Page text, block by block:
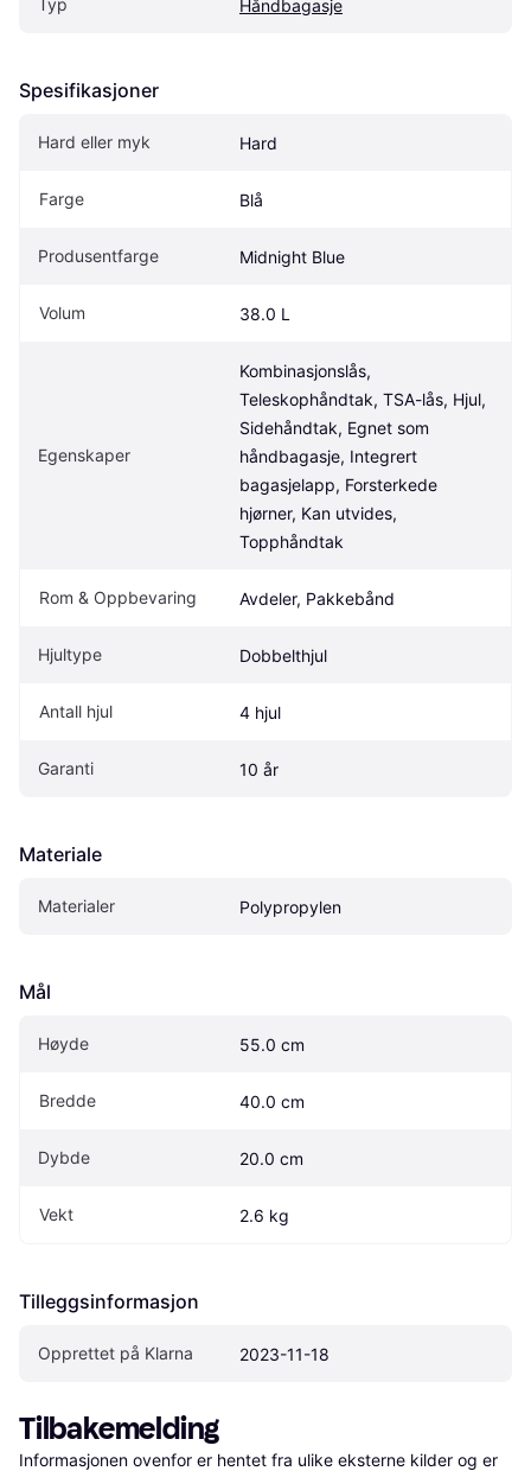
Typ Håndbagasje
Spesifikasjoner
Hard eller myk Hard
Farge Blå
Produsentfarge Midnight Blue
Volum 38.0 L
Egenskaper
Kombinasjonslås,
Teleskophåndtak, TSA-lås, Hjul,
Sidehåndtak, Egnet som
håndbagasje, Integrert
bagasjelapp, Forsterkede
hjørner, Kan utvides,
Topphåndtak
Rom & Oppbevaring Avdeler, Pakkebånd
Hjultype Dobbelthjul
Antall hjul 4 hjul
Garanti 10 år
Materiale
Materialer Polypropylen
Mål
Høyde 55.0 cm
Bredde 40.0 cm
Dybde 20.0 cm
Vekt 2.6 kg
Tilleggsinformasjon
Opprettet på Klarna 2023-11-18
Tilbakemelding
Informasjonen ovenfor er hentet fra ulike eksterne kilder og er